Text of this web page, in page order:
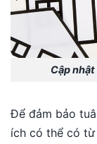
Cập
Để đảm bảo
ích có thể có từ